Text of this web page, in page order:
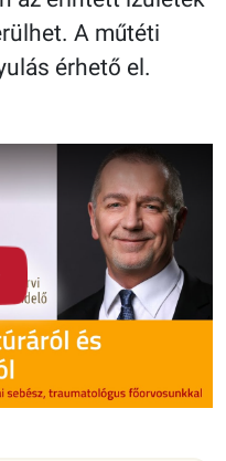
A műtéti
érhető el.